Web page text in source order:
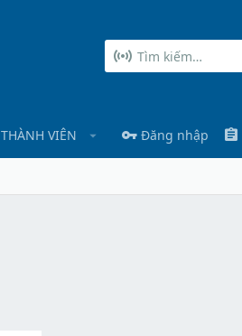
THÀNH VIÊN Đăng nhập